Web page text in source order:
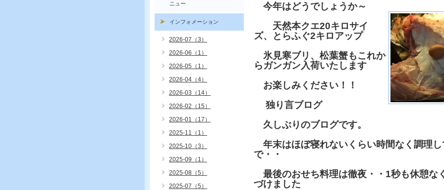
今年はどうでしょうか～
天然本クエ20キロサイ
ズ、とらふぐ2キロアップ
氷見寒ブリ、松葉蟹もこれか
らガンガン入荷いたします
お楽しみください！！
独り言ブログ
久しぶりのブログです。
年末はほぼ寝れないくらい時間なく調理し
で・・
最後のおせち料理は徹夜 ・・1秒も休憩な
づけました
ニュー
インフォメーション
2026-07（3）
2026-06（1）
2026-05（1）
2026-04（4）
2026-03（14）
2026-02（15）
2026-01（17）
2025-11（1）
2025-10（3）
2025-09（1）
2025-08（5）
2025-07（5）